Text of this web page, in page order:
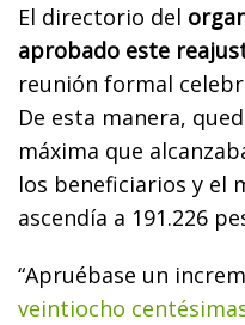
El directorio del
aprobado este
reunión formal
De esta manera,
máxima que
los beneficiarios y el
ascendía a 191.226
“Apruébase un
veintiocho